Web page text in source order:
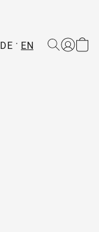
DE EN